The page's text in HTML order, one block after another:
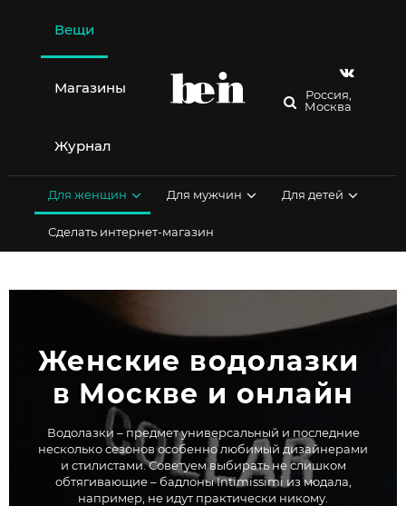
содержимому
Вещи
Магазины
Журнал
Россия,
Москва
Для женщин Для мужчин Для детей
Сделать интернет-магазин
Женские водолазки
в Москве и онлайн
Водолазки – предмет универсальный и последние
несколько сезонов особенно любимый дизайнерами
и стилистами. Советуем выбирать не слишком
обтягивающие – бадлоны Intimissimi из модала,
например, не идут практически никому.